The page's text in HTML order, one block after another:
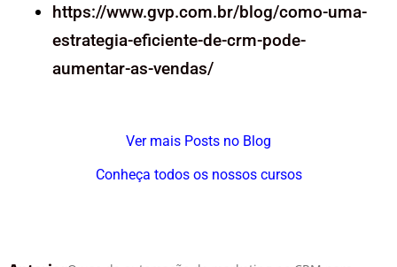
https://www.gvp.com.br/blog/como-uma-
estrategia-eficiente-de-crm-pode-
aumentar-as-vendas/
Ver mais Posts no Blog
Conheça todos os nossos cursos